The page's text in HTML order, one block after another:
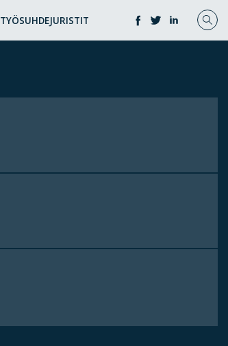
TYÖSUHDEJURISTIT